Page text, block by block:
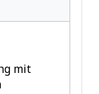
mit